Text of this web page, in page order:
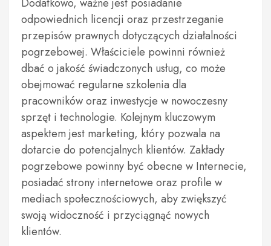
odpowiednich licencji oraz przestrzeganie
przepisów prawnych dotyczących działalności
pogrzebowej. Właściciele powinni również
dbać o jakość świadczonych usług, co może
obejmować regularne szkolenia dla
pracowników oraz inwestycje w nowoczesny
sprzęt i technologie. Kolejnym kluczowym
aspektem jest marketing, który pozwala na
dotarcie do potencjalnych klientów. Zakłady
pogrzebowe powinny być obecne w Internecie,
posiadać strony internetowe oraz profile w
mediach społecznościowych, aby zwiększyć
swoją widoczność i przyciągnąć nowych
klientów.